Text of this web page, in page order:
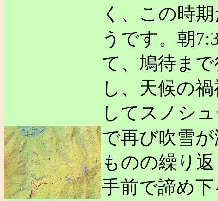
く、この時
うです。朝
て、鳩待ま
し、天候の
してスノシ
で再び吹雪
ものの繰り
手前で諦め